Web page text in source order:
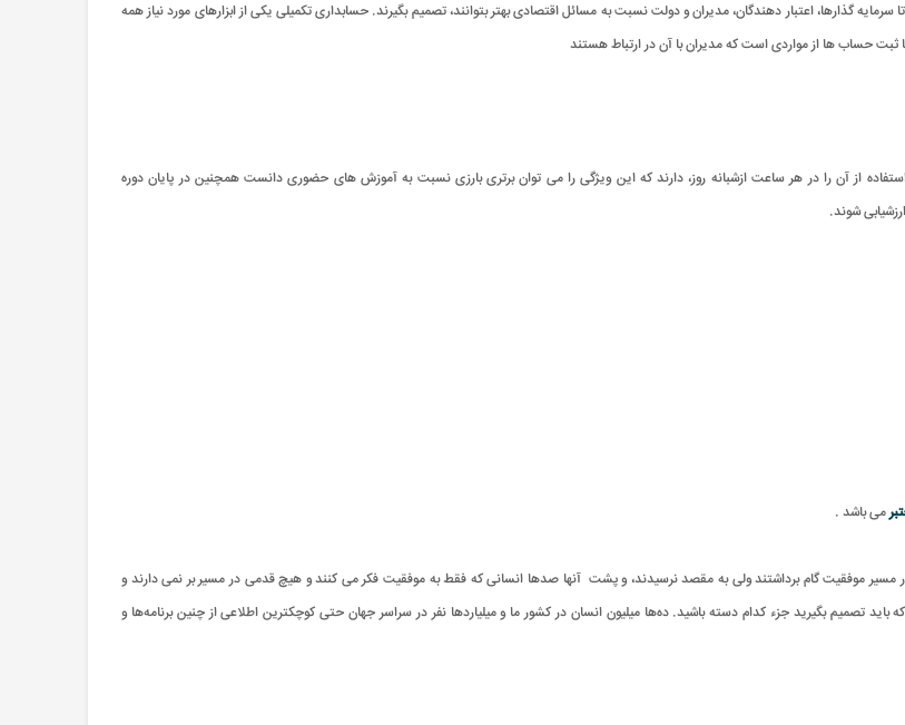
گذارها، اعتبار دهندگان، مدیران و دولت نسبت به مسائل اقتصادی بهتر بتوانند، تصمیم بگیرند. حسابداری تکمیلی یکی از ابزارهای مورد نیاز همه
ثبت حساب ها از مواردی است که مدیران با آن در ارتباط هستند
از آن را در هر ساعت ازشبانه روز، دارند که این ویژگی را می توان برتری بارزی نسبت به آموزش های حضوری دانست همچنین در پایان دوره
شوند.
می باشد .
موفقیت گام برداشتند ولی به مقصد نرسیدند، و پشت آنها صدها انسانی که فقط به موفقیت فکر می کنند و هیچ قدمی در مسیر بر نمی دارند و
باید تصمیم بگیرید جزء کدام دسته باشید. ده‌ها میلیون‌ انسان در کشور ما و میلیاردها نفر در سراسر جهان حتی کوچکترین اطلاعی از چنین برنامه‌ها و